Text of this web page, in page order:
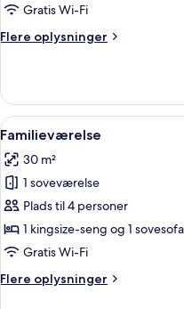
Gratis Wi-Fi
Flere oplysninger
Flere
dobbeltværelse
Indlæs
alle
billeder
af
Familieværelse
10
Familieværelse
30 m²
1 soveværelse
Plads til 4 personer
1 kingsize-seng og 1
Gratis Wi-Fi
Flere oplysninger
Flere